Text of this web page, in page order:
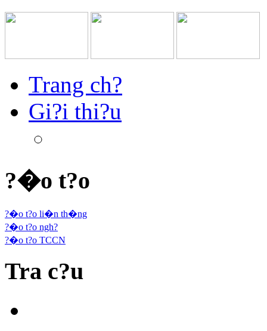
Trang ch?
Gi?i thi?u
?�o t?o
?�o t?o li�n th�ng
?�o t?o ngh?
?�o t?o TCCN
Tra c?u